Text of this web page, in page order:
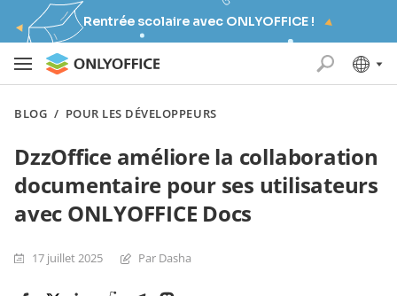
Rentrée scolaire avec ONLYOFFICE !
BLOG / POUR LES DÉVELOPPEURS
DzzOffice améliore la collaboration
documentaire pour ses utilisateurs
avec ONLYOFFICE Docs
17 juillet 2025 Par Dasha